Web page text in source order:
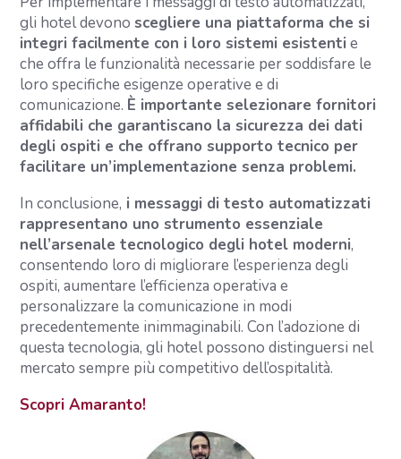
gli hotel devonoscegliere una piattaforma che si
integri facilmente con i loro sistemi esistenti e
che offra le funzionalità necessarie per soddisfare le
loro specifiche esigenze operative e di
comunicazione. È importante selezionare fornitori
affidabili che garantiscano la sicurezza dei dati
degli ospiti e che offrano supporto tecnico per
facilitare un’implementazione senza problemi.
In conclusione, i messaggi di testo automatizzati
rappresentano uno strumento essenziale
nell’arsenale tecnologico degli hotel moderni,
consentendo loro di migliorare l’esperienza degli
ospiti, aumentare l’efficienza operativa e
personalizzare la comunicazione in modi
precedentemente inimmaginabili. Con l’adozione di
questa tecnologia, gli hotel possono distinguersi nel
mercato sempre più competitivo dell’ospitalità.
Scopri Amaranto!